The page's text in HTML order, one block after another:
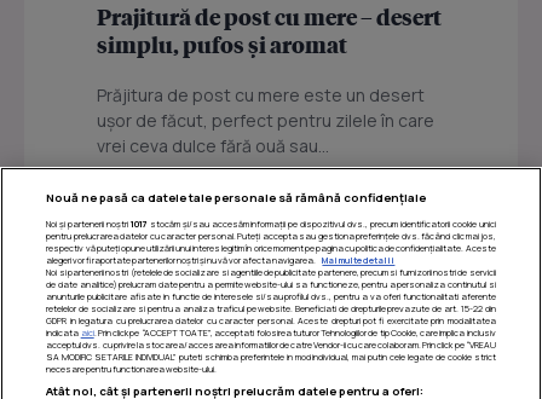
Prajitură de post cu mere – desert
simplu, pufos și aromat
Prăjitura de post cu mere este un desert
ușor de făcut, perfect pentru zilele în care
vrei ceva dulce fără ouă sau...
Nouă ne pasă ca datele tale personale să rămână confidențiale
Noi și partenerii noștri 1017 stocăm și/sau accesăm informații pe dispozitivul dvs., precum identificatorii cookie unici
pentru prelucrarea datelor cu caracter personal. Puteți accepta sau gestiona preferințele dvs. făcând clic mai jos,
respectiv vă puteți opune utilizării unui interes legitim în orice moment pe pagina cu politica de confidențialitate. Aceste
alegeri vor fi raportate partenerilor noștri și nu vă vor afecta navigarea.
Mai multe detalii
Noi si partenerii nostri (retelele de socializare si agentiile de publicitate partenere, precum si furnizorii nostri de servicii
de date analitice) prelucram date pentru a permite website-ului sa functioneze, pentru a personaliza continutul si
anunturile publicitare afisate in functie de interesele si/sau profilul dvs., pentru a va oferi functionalitati aferente
retelelor de socializare si pentru a analiza traficul pe website. Beneficiati de drepturile prevazute de art. 15-22 din
GDPR in legatura cu prelucrarea datelor cu caracter personal. Aceste drepturi pot fi exercitate prin modalitatea
indicata aici. Prin click pe “ACCEPT TOATE”, acceptati folosirea tuturor Tehnologiilor de tip Cookie, care implica inclusiv
acceptul dvs. cu privire la stocarea/accesarea informatiilor de catre Vendor-ii cu care colaboram. Prin click pe “VREAU
SA MODIFIC SETARILE INDIVIDUAL” puteti schimba preferintele in mod individual, mai putin cele legate de cookie strict
necesare pentru functionarea website-ului.
Atât noi, cât și partenerii noștri prelucrăm datele pentru a oferi: